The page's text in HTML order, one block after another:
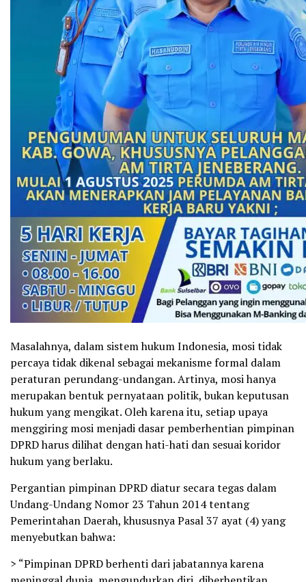
Masalahnya, dalam sistem hukum Indonesia, mosi tidak
percaya tidak dikenal sebagai mekanisme formal dalam
peraturan perundang-undangan. Artinya, mosi hanya
merupakan bentuk pernyataan politik, bukan keputusan
hukum yang mengikat. Oleh karena itu, setiap upaya
menggiring mosi menjadi dasar pemberhentian pimpinan
DPRD harus dilihat dengan hati-hati dan sesuai koridor
hukum yang berlaku.
Pergantian pimpinan DPRD diatur secara tegas dalam
Undang-Undang Nomor 23 Tahun 2014 tentang
Pemerintahan Daerah, khususnya Pasal 37 ayat (4) yang
menyebutkan bahwa:
> “Pimpinan DPRD berhenti dari jabatannya karena